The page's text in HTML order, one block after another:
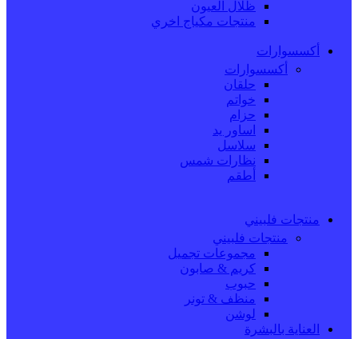
ظلال العيون
منتجات مكياج اخري
أكسسوارات
أكسسوارات
حلقان
خواتم
حزام
اساور يد
سلاسل
نظارات شمس
أطقم
منتجات فلبيني
منتجات فلبيني
مجموعات تجميل
كريم & صابون
حبوب
منظف & تونر
لوشن
العناية بالبشرة